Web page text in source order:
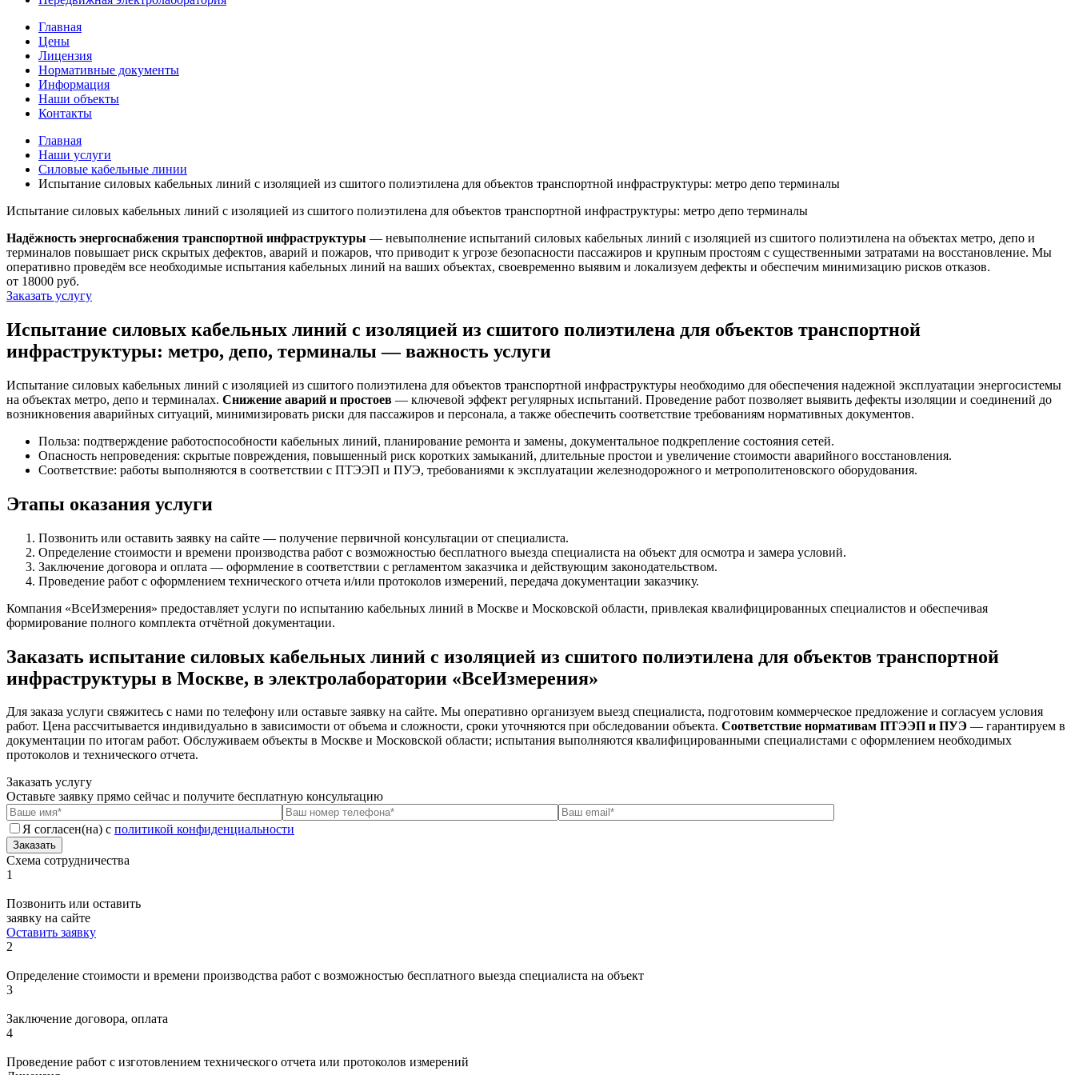
Главная
Цены
Лицензия
Нормативные документы
Информация
Наши объекты
Контакты
Главная
Наши услуги
Силовые кабельные линии
Испытание силовых кабельных линий с изоляцией из сшитого полиэтилена для объектов транспортной инфраструктуры: метро депо терминалы
Испытание силовых кабельных линий с изоляцией из сшитого полиэтилена для объектов транспортной инфраструктуры: метро депо терминалы
Надёжность энергоснабжения транспортной инфраструктуры — невыполнение испытаний силовых кабельных линий с изоляцией из сшитого полиэтилена на объектах метро, депо и
терминалов повышает риск скрытых дефектов, аварий и пожаров, что приводит к угрозе безопасности пассажиров и крупным простоям с существенными затратами на восстановление. Мы
оперативно проведём все необходимые испытания кабельных линий на ваших объектах, своевременно выявим и локализуем дефекты и обеспечим минимизацию рисков отказов.
от 18000 руб.
Заказать услугу
Испытание силовых кабельных линий с изоляцией из сшитого полиэтилена для объектов транспортной
инфраструктуры: метро, депо, терминалы — важность услуги
Испытание силовых кабельных линий с изоляцией из сшитого полиэтилена для объектов транспортной инфраструктуры необходимо для обеспечения надежной эксплуатации энергосистемы
на объектах метро, депо и терминалах. Снижение аварий и простоев — ключевой эффект регулярных испытаний. Проведение работ позволяет выявить дефекты изоляции и соединений до
возникновения аварийных ситуаций, минимизировать риски для пассажиров и персонала, а также обеспечить соответствие требованиям нормативных документов.
Польза: подтверждение работоспособности кабельных линий, планирование ремонта и замены, документальное подкрепление состояния сетей.
Опасность непроведения: скрытые повреждения, повышенный риск коротких замыканий, длительные простои и увеличение стоимости аварийного восстановления.
Соответствие: работы выполняются в соответствии с ПТЭЭП и ПУЭ, требованиями к эксплуатации железнодорожного и метрополитеновского оборудования.
Этапы оказания услуги
Позвонить или оставить заявку на сайте — получение первичной консультации от специалиста.
Определение стоимости и времени производства работ с возможностью бесплатного выезда специалиста на объект для осмотра и замера условий.
Заключение договора и оплата — оформление в соответствии с регламентом заказчика и действующим законодательством.
Проведение работ с оформлением технического отчета и/или протоколов измерений, передача документации заказчику.
Компания «ВсеИзмерения» предоставляет услуги по испытанию кабельных линий в Москве и Московской области, привлекая квалифицированных специалистов и обеспечивая
формирование полного комплекта отчётной документации.
Заказать испытание силовых кабельных линий с изоляцией из сшитого полиэтилена для объектов транспортной
инфраструктуры в Москве, в электролаборатории «ВсеИзмерения»
Для заказа услуги свяжитесь с нами по телефону или оставьте заявку на сайте. Мы оперативно организуем выезд специалиста, подготовим коммерческое предложение и согласуем условия
работ. Цена рассчитывается индивидуально в зависимости от объема и сложности, сроки уточняются при обследовании объекта. Соответствие нормативам ПТЭЭП и ПУЭ — гарантируем в
документации по итогам работ. Обслуживаем объекты в Москве и Московской области; испытания выполняются квалифицированными специалистами с оформлением необходимых
протоколов и технического отчета.
Заказать услугу
Оставьте заявку прямо сейчас и получите бесплатную консультацию
Я согласен(на) с политикой конфиденциальности
Заказать
Схема сотрудничества
1
Позвонить или оставить
заявку на сайте
Оставить заявку
2
Определение стоимости и времени производства работ с возможностью бесплатного выезда специалиста на объект
3
Заключение договора, оплата
4
Проведение работ с изготовлением технического отчета или протоколов измерений